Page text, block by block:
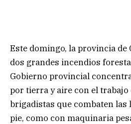
Este domingo, la provincia
dos grandes incendios
Gobierno provincial
por tierra y aire con el trabajo
brigadistas que combaten las
pie, como con maquinaria